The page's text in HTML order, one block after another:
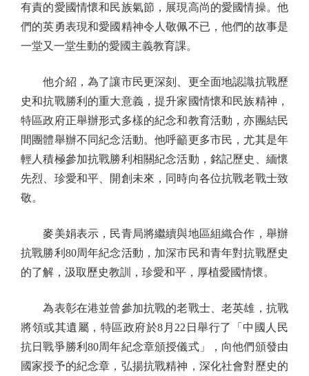
有責的愛國情懷和民族氣節，展現高尚的愛國情操。他
們的英勇表現和愛國精神令人敬佩不已，他們的故事是
一堂又一堂生動的愛國主義教育課。
他介紹，為了讓市民更深刻、更全面地認識抗戰歷
史和抗戰勝利的重大意義，提升家國情懷和民族精神，
特區政府正舉辦形式多樣的紀念和教育活動，亦團結民
間團體舉辦不同紀念活動。他呼籲更多市民，尤其是年
輕人積極參加抗戰勝利相關紀念活動，銘記歷史、緬懷
先烈、珍愛和平、開創未來，同時向各位抗戰老戰士致
敬。
麥美娟表示，民青局將繼續與地區組織合作，舉辦
抗戰勝利80周年紀念活動，加深市民和青年對抗戰歷史
的了解，汲取歷史教訓，珍愛和平，厚植愛國情懷。
為表彰在港並曾參加抗戰的老戰士、老英雄，抗戰
將領或其遺屬，特區政府於8月22日舉行了「中國人民
抗日戰爭勝利80周年紀念章頒授儀式」，向他們頒發由
國家授予的紀念章，弘揚抗戰精神，深化社會對歷史的